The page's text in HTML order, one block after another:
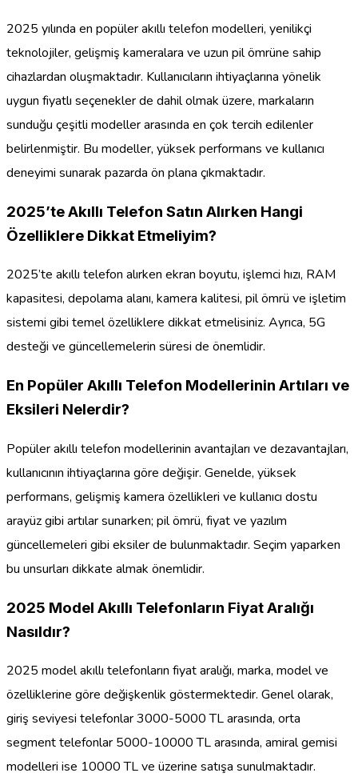
2025 yılında en popüler akıllı telefon modelleri, yenilikçi
teknolojiler, gelişmiş kameralara ve uzun pil ömrüne sahip
cihazlardan oluşmaktadır. Kullanıcıların ihtiyaçlarına yönelik
uygun fiyatlı seçenekler de dahil olmak üzere, markaların
sunduğu çeşitli modeller arasında en çok tercih edilenler
belirlenmiştir. Bu modeller, yüksek performans ve kullanıcı
deneyimi sunarak pazarda ön plana çıkmaktadır.
2025’te Akıllı Telefon Satın Alırken Hangi
Özelliklere Dikkat Etmeliyim?
2025’te akıllı telefon alırken ekran boyutu, işlemci hızı, RAM
kapasitesi, depolama alanı, kamera kalitesi, pil ömrü ve işletim
sistemi gibi temel özelliklere dikkat etmelisiniz. Ayrıca, 5G
desteği ve güncellemelerin süresi de önemlidir.
En Popüler Akıllı Telefon Modellerinin Artıları ve
Eksileri Nelerdir?
Popüler akıllı telefon modellerinin avantajları ve dezavantajları,
kullanıcının ihtiyaçlarına göre değişir. Genelde, yüksek
performans, gelişmiş kamera özellikleri ve kullanıcı dostu
arayüz gibi artılar sunarken; pil ömrü, fiyat ve yazılım
güncellemeleri gibi eksiler de bulunmaktadır. Seçim yaparken
bu unsurları dikkate almak önemlidir.
2025 Model Akıllı Telefonların Fiyat Aralığı
Nasıldır?
2025 model akıllı telefonların fiyat aralığı, marka, model ve
özelliklerine göre değişkenlik göstermektedir. Genel olarak,
giriş seviyesi telefonlar 3000-5000 TL arasında, orta
segment telefonlar 5000-10000 TL arasında, amiral gemisi
modelleri ise 10000 TL ve üzerine satışa sunulmaktadır.